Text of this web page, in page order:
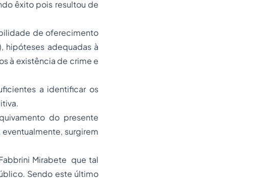
êxito pois resultou de
de oferecimento
hipóteses adequadas à
à existência de crime e
a identificar os
do presente
surgirem
Mirabete que tal
Sendo este último